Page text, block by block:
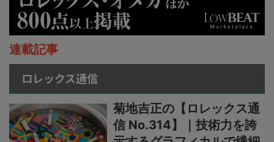
連載記事
ロレックス通信
菊地吉正の【ロレックス通
信 No.314】｜技術力を誇